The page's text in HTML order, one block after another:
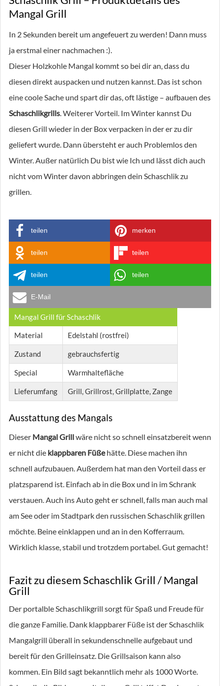
Mangal Grill
In 2 Sekunden bereit um angefeuert zu werden! Dann muss
ja erstmal einer nachmachen :).
Dieser Holzkohle Mangal kommt so bei dir an, dass du
diesen direkt auspacken und nutzen kannst. Das ist schon
eine coole Sache und spart dir das, oft lästige – aufbauen des
Schaschlikgrills. Weiterer Vorteil. Im Winter kannst Du
diesen Grill wieder in der Box verpacken in der er zu dir
geliefert wurde. Dann übersteht er auch Problemlos den
Winter. Außer natürlich Du bist wie Ich und lässt dich auch
nicht vom Winter davon abbringen dein Schaschlik zu
grillen.
teilen merken
teilen teilen
teilen teilen
E-Mail
Mangal Grill für Schaschlik
Material Edelstahl (rostfrei)
Zustand gebrauchsfertig
Special Warmhaltefläche
Lieferumfang Grill, Grillrost, Grillplatte, Zange
Ausstattung des Mangals
Dieser Mangal Grillwäre nicht so schnell einsatzbereit wenn
er nicht die klappbaren Füßehätte. Diese machen ihn
schnell aufzubauen. Außerdem hat man den Vorteil dass er
platzsparend ist. Einfach ab in die Box und in im Schrank
verstauen. Auch ins Auto geht er schnell, falls man auch mal
am See oder im Stadtpark den russischen Schaschlik grillen
möchte. Beine einklappen und an in den Kofferraum.
Wirklich klasse, stabil und trotzdem portabel. Gut gemacht!
Fazit zu diesem Schaschlik Grill / Mangal
Grill
Der portalble Schaschlikgrill sorgt für Spaß und Freude für
die ganze Familie. Dank klappbarer Füße ist der Schaschlik
Mangalgrill überall in sekundenschnelle aufgebaut und
bereit für den Grilleinsatz. Die Grillsaison kann also
kommen. Ein Bild sagt bekanntlich mehr als 1000 Worte.